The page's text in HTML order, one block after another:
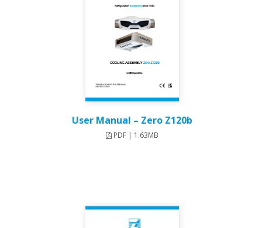
User Manual – Zero Z120b​
PDF | 1.63MB